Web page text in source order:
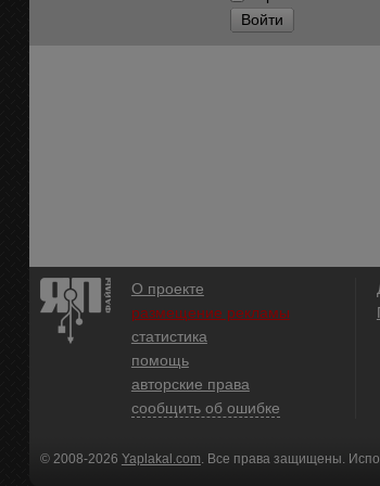
Войти
О проекте
размещение рекламы
статистика
помощь
авторские права
сообщить об ошибке
© 2008-2026 Yaplakal.com. Все права защищены.